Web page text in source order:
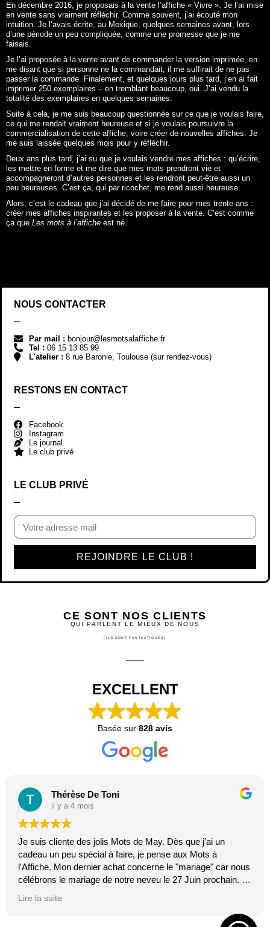
En décembre 2016, je proposais à la vente l’affiche « Vivre ». Je l’ai mise
en vente sans vraiment réfléchir. Comme souvent, j’ai écouté mon
intuition. Je l’avais écrite, au Mexique, quelques semaines avant, lors
d’une période un peu compliquée, comme une promesse que je me
faisais.
Je l’ai proposée à la vente avant de commander la version imprimée, en
me disant que si personne ne la commandait, il me suffirait de ne pas
passer la commande. Finalement, et quelques jours plus tard, j’en ai fait
imprimer 250 exemplaires – en tremblant beaucoup, oui. J’ai vendu la
totalité des exemplaires en quelques semaines.
Suite à cela, je me suis beaucoup questionnée sur ce que je voulais faire,
ce qui me rendait vraiment heureuse et si je voulais poursuivre la
commercialisation de cette affiche, voire créer de nouvelles affiches. Je
me suis laissée quelques mois pour y réfléchir.
Deux ans plus tard, j’ai su que je voulais vendre mes affiches : qu’écrire,
les mettre en forme et me dire que mes mots prendront vie et
accompagneront d’autres personnes et les rendront peut-être aussi un
peu heureuses. C’est ça, qui par ricochet, me rend aussi heureuse.
Alors, c’est le cadeau que j’ai décidé de me faire pour mes trente ans :
créer mes affiches inspirantes et les proposer à la vente. C’est comme
ça que Les mots à l’affiche est né.
NOUS CONTACTER
Par mail : bonjour@lesmotsalaffiche.fr
Tel : 06 15 13 85 99
L'atelier : 8 rue Baronie, Toulouse (sur rendez-vous)
RESTONS EN CONTACT
Facebook
Instagram
Le journal
Le club privé
LE CLUB PRIVÉ
REJOINDRE LE CLUB !
CE SONT NOS CLIENTS
QUI PARLENT LE MIEUX DE NOUS
(ILS SONT FANTASTIQUES)
EXCELLENT
Basée sur 828 avis
Thérèse De Toni
il y a 4 mois
Je suis cliente des jolis Mots de May. Dès que j'ai un
cadeau un peu spécial à faire, je pense aux Mots à
l'Affiche. Mon dernier achat concerne le "mariage" car nous
célébrons le mariage de notre neveu le 27 Juin prochain. Je
Lire la suite